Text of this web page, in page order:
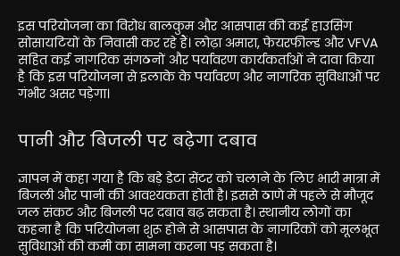
इस परियोजना का विरोध बालकुम और आसपास की कई हाउसिंग
सोसायटियों के निवासी कर रहे हैं। लोढ़ा अमारा, फेयरफील्ड और VFVA
सहित कई नागरिक संगठनों और पर्यावरण कार्यकर्ताओं ने दावा किया
है कि इस परियोजना से इलाके के पर्यावरण और नागरिक सुविधाओं पर
गंभीर असर पड़ेगा।
पानी और बिजली पर बढ़ेगा दबाव
ज्ञापन में कहा गया है कि बड़े डेटा सेंटर को चलाने के लिए भारी मात्रा में
बिजली और पानी की आवश्यकता होती है। इससे ठाणे में पहले से मौजूद
जल संकट और बिजली पर दबाव बढ़ सकता है। स्थानीय लोगों का
कहना है कि परियोजना शुरू होने से आसपास के नागरिकों को मूलभूत
सुविधाओं की कमी का सामना करना पड़ सकता है।